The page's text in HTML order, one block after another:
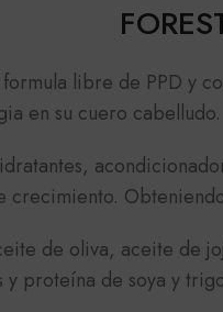
libre de PPD y
en su cuero cabelludo.
de oliva, aceite de
proteína de soya y